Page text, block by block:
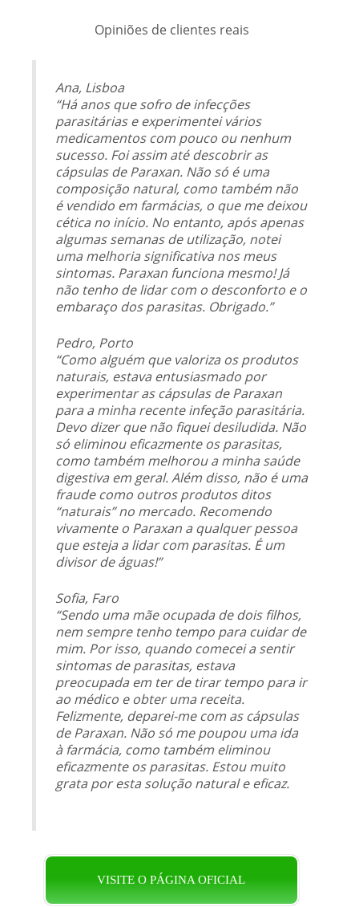
Opiniões de clientes reais
Ana, Lisboa
“Há anos que sofro de infecções
parasitárias e experimentei vários
medicamentos com pouco ou nenhum
sucesso. Foi assim até descobrir as
cápsulas de Paraxan. Não só é uma
composição natural, como também não
é vendido em farmácias, o que me deixou
cética no início. No entanto, após apenas
algumas semanas de utilização, notei
uma melhoria significativa nos meus
sintomas. Paraxan funciona mesmo! Já
não tenho de lidar com o desconforto e o
embaraço dos parasitas. Obrigado.”
Pedro, Porto
“Como alguém que valoriza os produtos
naturais, estava entusiasmado por
experimentar as cápsulas de Paraxan
para a minha recente infeção parasitária.
Devo dizer que não fiquei desiludida. Não
só eliminou eficazmente os parasitas,
como também melhorou a minha saúde
digestiva em geral. Além disso, não é uma
fraude como outros produtos ditos
“naturais” no mercado. Recomendo
vivamente o Paraxan a qualquer pessoa
que esteja a lidar com parasitas. É um
divisor de águas!”
Sofia, Faro
“Sendo uma mãe ocupada de dois filhos,
nem sempre tenho tempo para cuidar de
mim. Por isso, quando comecei a sentir
sintomas de parasitas, estava
preocupada em ter de tirar tempo para ir
ao médico e obter uma receita.
Felizmente, deparei-me com as cápsulas
de Paraxan. Não só me poupou uma ida
à farmácia, como também eliminou
eficazmente os parasitas. Estou muito
grata por esta solução natural e eficaz.
VISITE O PÁGINA OFICIAL